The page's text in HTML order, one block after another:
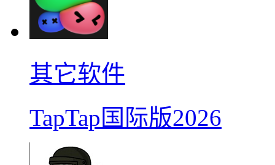
其它软件
TapTap国际版2026